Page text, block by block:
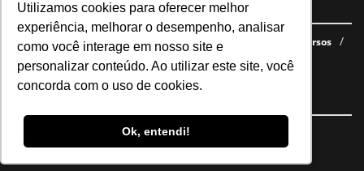
Utilizamos cookies para oferecer melhor
experiência, melhorar o desempenho, analisar
como você interage em nosso site e
personalizar conteúdo. Ao utilizar este site, você
concorda com o uso de cookies.
Ok, entendi!
Navegue no site
Últimas notícias Quem somos E-books gratuitos
Cursos
Política de privacidade